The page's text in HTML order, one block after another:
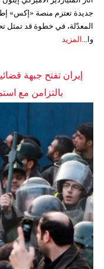
جديدة تعتزم منصة «إكس»
المعدّلة، في خطوة قد تمثل
وا... المزيد
إيران تفتح جبهة
بالتزامن مع